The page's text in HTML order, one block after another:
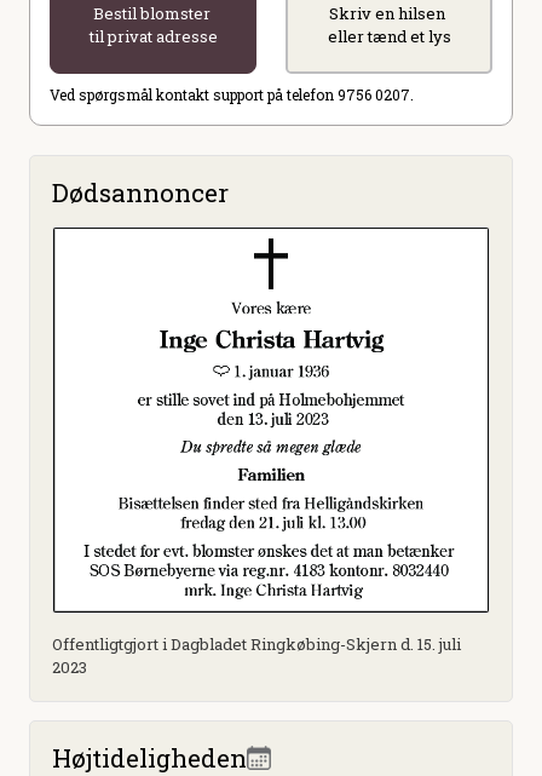
Bestil blomster
til privat adresse
Skriv en hilsen
eller tænd et lys
Ved spørgsmål kontakt support på telefon 9756 0207.
Dødsannoncer
Offentligtgjort i Dagbladet Ringkøbing-Skjern d. 15. juli
2023
Højtideligheden